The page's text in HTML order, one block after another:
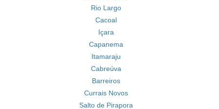
Rio Largo
Cacoal
Içara
Capanema
Itamaraju
Cabreúva
Barreiros
Currais Novos
Salto de Pirapora